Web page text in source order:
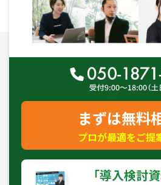
まずは無料
プロが最適をご提
｢導入検討